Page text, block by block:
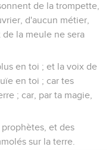
de la trompette,
d'aucun métier,
la meule ne sera
en toi ; et la voix de
en toi ; car tes
; car, par ta magie,
et des
sur la terre.